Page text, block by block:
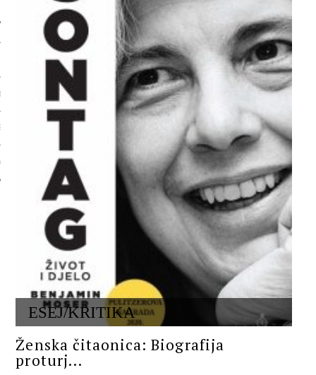
ESEJ/KRITIKA
Ženska čitaonica: Biografija
proturj...